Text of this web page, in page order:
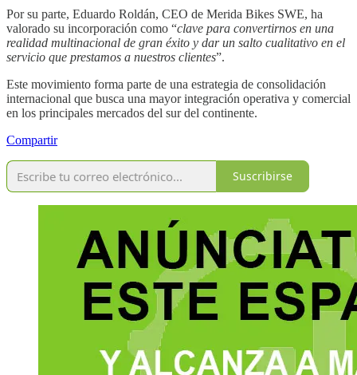
Por su parte, Eduardo Roldán, CEO de Merida Bikes SWE, ha
valorado su incorporación como “clave para convertirnos en una
realidad multinacional de gran éxito y dar un salto cualitativo en el
servicio que prestamos a nuestros clientes”.
Este movimiento forma parte de una estrategia de consolidación
internacional que busca una mayor integración operativa y comercial
en los principales mercados del sur del continente.
Compartir
Suscribirse